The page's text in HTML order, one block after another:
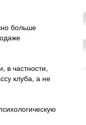
больше
в частности,
клуба, а не